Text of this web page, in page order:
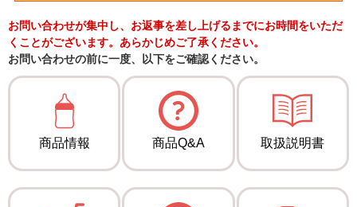
お問い合わせが集中し、お返事を差し上げるまでにお時間をいただ
くことがございます。あらかじめご了承ください。
お問い合わせの前に一度、以下をご確認ください。
商品情報 商品Q&A 取扱説明書